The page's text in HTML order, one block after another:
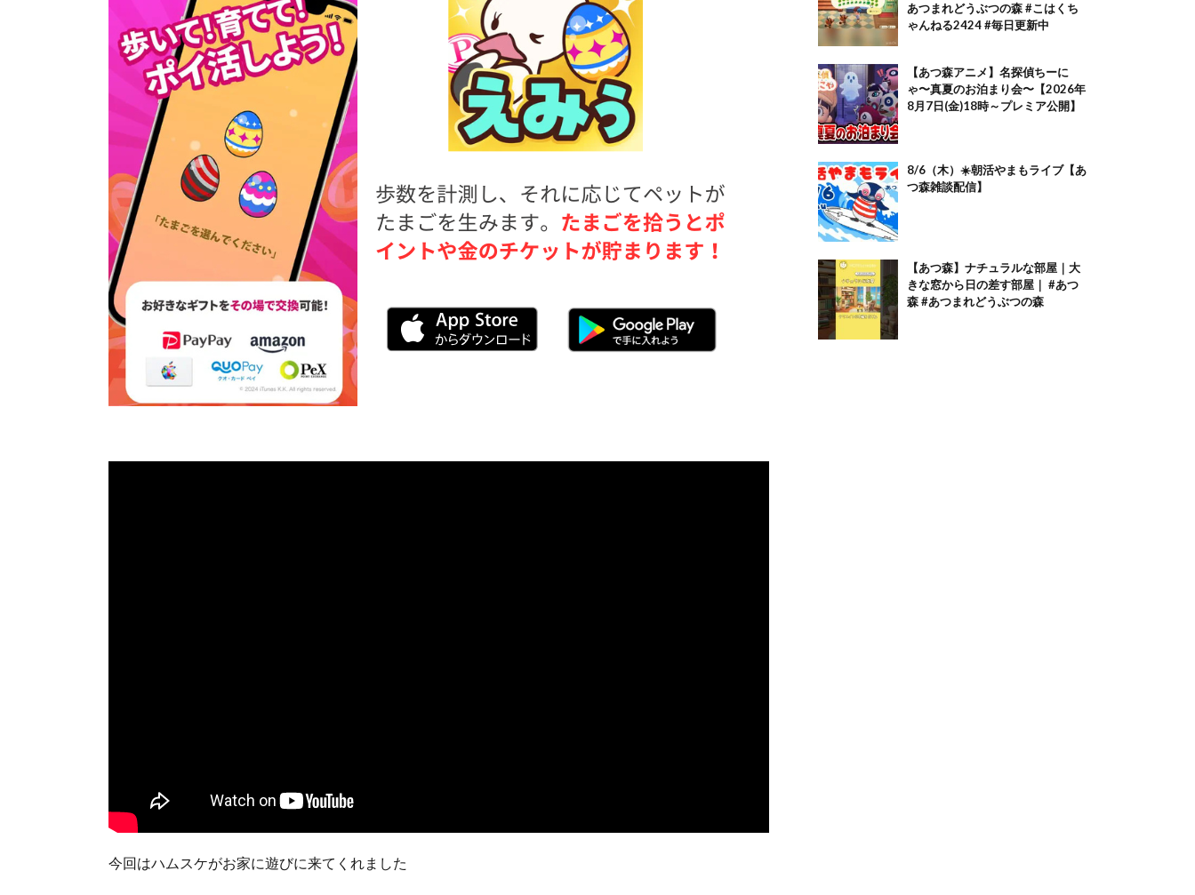
今回はハムスケがお家に遊びに来てくれました
あつまれどうぶつの森 #こはくち
ゃんねる2424 #毎日更新中
【あつ森アニメ】名探偵ちーに
ゃ〜真夏のお泊まり会〜【2026年
8月7日(金)18時～プレミア公開】
8/6（木）☀️朝活やまもライブ【あ
つ森雑談配信】
【あつ森】ナチュラルな部屋｜大
きな窓から日の差す部屋｜ #あつ
森 #あつまれどうぶつの森